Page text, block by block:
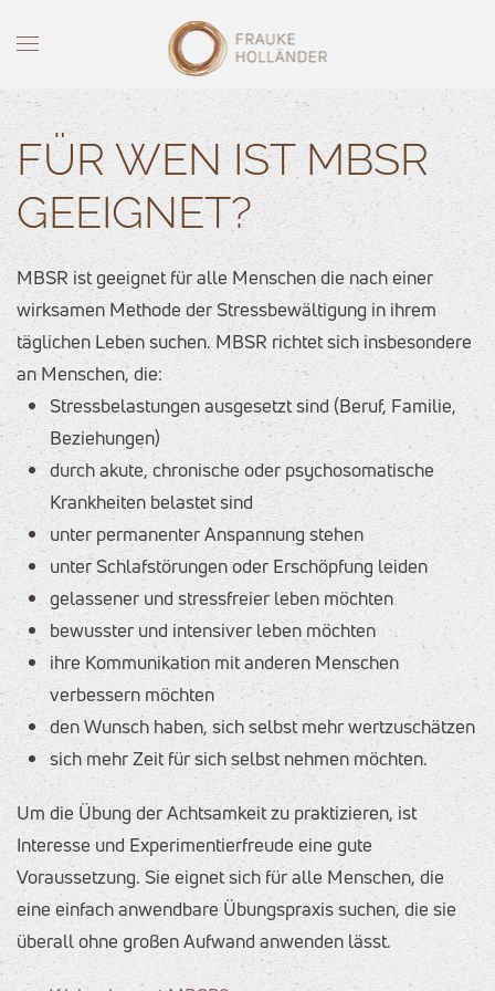
Skip to main content
FÜR WEN IST MBSR
GEEIGNET?
MBSR ist geeignet für alle Menschen die nach einer
wirksamen Methode der Stressbewältigung in ihrem
täglichen Leben suchen. MBSR richtet sich insbesondere
an Menschen, die:
Stressbelastungen ausgesetzt sind (Beruf, Familie,
Beziehungen)
durch akute, chronische oder psychosomatische
Krankheiten belastet sind
unter permanenter Anspannung stehen
unter Schlafstörungen oder Erschöpfung leiden
gelassener und stressfreier leben möchten
bewusster und intensiver leben möchten
ihre Kommunikation mit anderen Menschen
verbessern möchten
den Wunsch haben, sich selbst mehr wertzuschätzen
sich mehr Zeit für sich selbst nehmen möchten.
Um die Übung der Achtsamkeit zu praktizieren, ist
Interesse und Experimentierfreude eine gute
Voraussetzung. Sie eignet sich für alle Menschen, die
eine einfach anwendbare Übungspraxis suchen, die sie
überall ohne großen Aufwand anwenden lässt.